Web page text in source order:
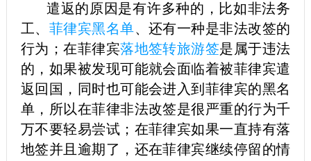
遣返的原因是有许多种的，比如非法务
工、 菲律宾黑名单、还有一种是非法改签的
行为；在菲律宾落地签转旅游签是属于违法
的，如果被发现可能就会面临着被菲律宾遣
返回国，同时也可能会进入到菲律宾的黑名
单，所以在菲律非法改签是很严重的行为千
万不要轻易尝试；在菲律宾如果一直持有落
地签并且逾期了，还在菲律宾继续停留的情